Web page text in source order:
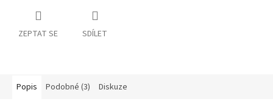
ZEPTAT SE SDÍLET
Popis Podobné (3) Diskuze